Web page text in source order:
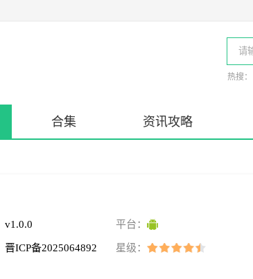
热搜：
合集 资讯攻略
v1.0.0 平台：
晋ICP备2025064892 星级：